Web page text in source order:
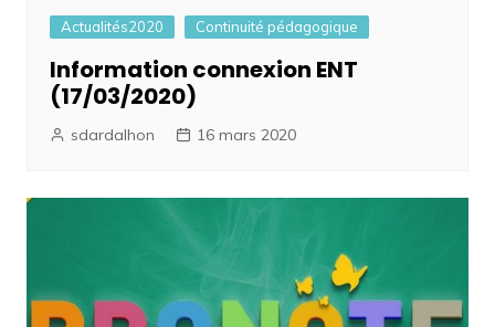
Actualités2020 Continuité pédagogique
Information connexion ENT
(17/03/2020)
sdardalhon 16 mars 2020